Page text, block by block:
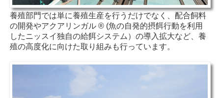
養殖部門では単に養殖生産を行うだけでなく、配合飼料
の開発やアクアリンガル ® (魚の自発的摂餌行動を利用
したニッスイ独自の給餌システム）の導入拡大など、養
殖の高度化に向けた取り組みも行っています。